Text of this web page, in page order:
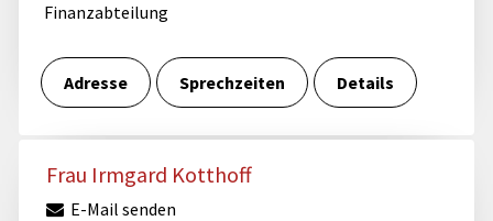
Finanzabteilung
Adresse Sprechzeiten Details
Frau Irmgard Kotthoff
E-Mail senden